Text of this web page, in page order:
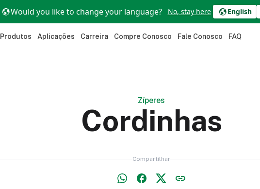
Would you like to change your language? No, stay here English
Produtos Aplicações Carreira Compre Conosco Fale Conosco FAQ
Zíperes
Cordinhas
Compartilhar